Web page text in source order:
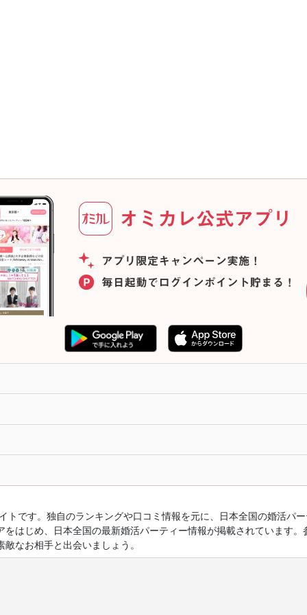
です。独自のランキングや口コミ情報を元に、日本全国の婚活パ
はじめ、日本全国の最新婚活パーティー情報が掲載されています
なお相手と出会いましょう。